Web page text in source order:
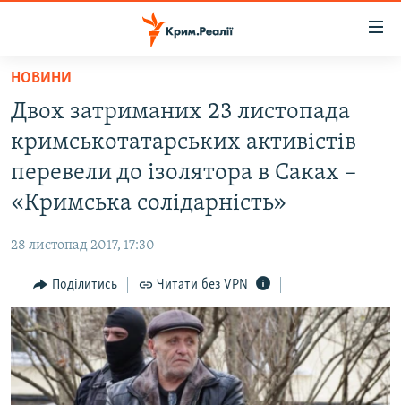
Перейти
основного
матеріалу
Перейти
до
основної
Перейти
пошуку
ВОДА.КРИМ
ВІДЕО ТА ФОТО
ПОЛІТИКА
ІНТЕРВ'Ю
ВСЕ ЗА ДЕНЬ
СПЕЦПРОЕКТИ
ДЕПОРТАЦІЯ
ЯК ОБІЙТИ БЛОКУВАННЯ
НОВИНИ
Двох затриманих 23 листопада
кримськотатарських активістів
перевели до ізолятора в Саках –
«Кримська солідарність»
28 листопад 2017, 17:30
Поділитись Читати без VPN